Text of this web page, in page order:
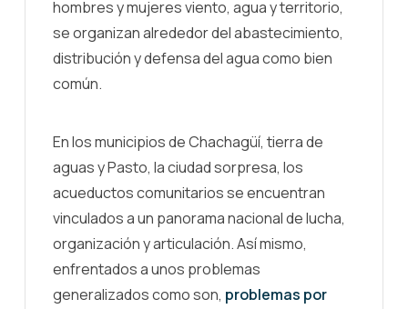
hombres y mujeres viento, agua y territorio,
se organizan alrededor del abastecimiento,
distribución y defensa del agua como bien
común.
En los municipios de Chachagüí, tierra de
aguas y Pasto, la ciudad sorpresa, los
acueductos comunitarios se encuentran
vinculados a un panorama nacional de lucha,
organización y articulación. Así mismo,
enfrentados a unos problemas
generalizados como son, problemas por